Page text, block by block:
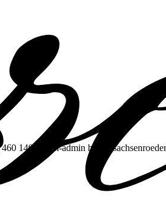
460 1400 pixel-admin https://